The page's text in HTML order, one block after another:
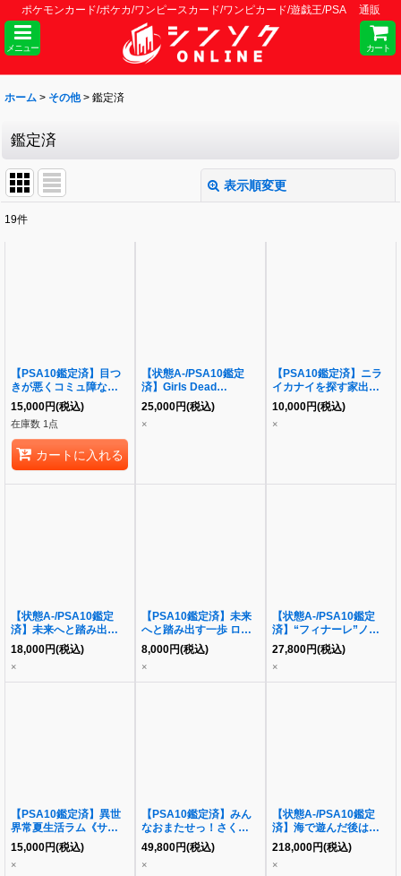
ポケモンカード/ポケカ/ワンピースカード/ワンピカード/遊戯王/PSA 通販
メニュー カート
ホーム > その他 > 鑑定済
鑑定済
表示順変更
19件
【PSA10鑑定済】目つ
きが悪くコミュ障な月華
会会長 アリスティア・
ヴァレンベリ・華蔵寺
LO-5821-S《-》{LO-
5821-S}
15,000円(税込)
在庫数 1点
カートに入れる
【状態A-/PSA10鑑定
済】Girls Dead
Monster 岩沢
《SECRET》{BB-AB-
065SC}
25,000円(税込)
×
【PSA10鑑定済】ニラ
イカナイを探す家出少女
海咲 LO-5951-S《-》
{LO-5951-S}
10,000円(税込)
×
【状態A-/PSA10鑑定
済】未来へと踏み出す一
歩 星街すいせい
SP《-》{HOL/W104-
131SP SP}
18,000円(税込)
×
【PSA10鑑定済】未来
へと踏み出す一歩 ロボ
子さん SP《SP》
{HOL/W104-093SP}
8,000円(税込)
×
【状態A-/PSA10鑑定
済】“フィナーレ”ノワー
ル《SSP》{NIK/S117-
032SSP}
27,800円(税込)
×
【PSA10鑑定済】異世
界常夏生活ラム《サイ
ン》{RZ/S55-027SP}
15,000円(税込)
×
【PSA10鑑定済】みん
なおまたせっ！さくらみ
こ(HOL/W91-T013SP)
《-》{HOL/W91-
T013SP)}
49,800円(税込)
×
【状態A-/PSA10鑑定
済】海で遊んだ後は…
宝鐘マリン《SSP》
{HOL/W104-081SSP
SSP}
218,000円(税込)
×